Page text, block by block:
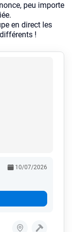
peu importe
en direct les
!
10/07/2026